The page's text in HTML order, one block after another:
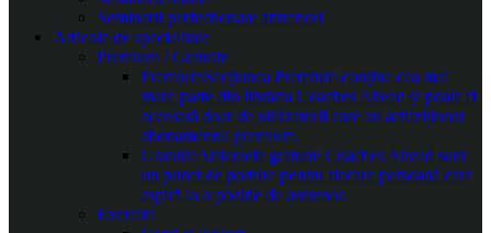
Seminarii perfecționare antrenori
Articole de specialitate
Premium / Gratuite
PremiumSecțiunea Premium conține cea mai
mare parte din librăria Coaches Ahead și poate fi
accesată doar de utilizatorii care au achiziționat
abonamentul premium.
GratuiteArticolele gratuite Coaches Ahead sunt
un punct de pornire pentru fiecare persoană care
aspiră la o poziție de antrenor.
Exerciții